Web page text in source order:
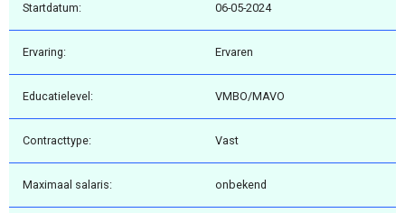
Startdatum: 06-05-2024
Ervaring: Ervaren
Educatielevel: VMBO/MAVO
Contracttype: Vast
Maximaal salaris: onbekend